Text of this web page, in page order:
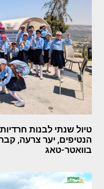
טיול שנתי לבנות
הנטיפים, יער צרעה,
בוואטר-טאג